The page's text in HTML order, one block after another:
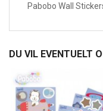
Pabobo Wall
DU VIL EVENTUELT